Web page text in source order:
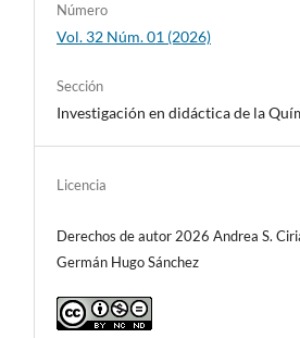
Número
Vol. 32 Núm. 01 (2026)
Sección
Investigación en didáctica de la
Licencia
Derechos de autor 2026 Andrea S.
Germán Hugo Sánchez